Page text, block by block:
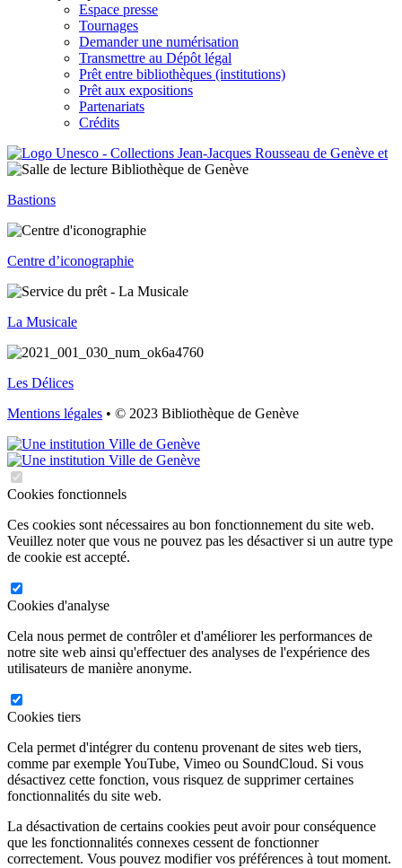
Espace presse
Tournages
Demander une numérisation
Transmettre au Dépôt légal
Prêt entre bibliothèques (institutions)
Prêt aux expositions
Partenariats
Crédits
Bastions
Centre d’iconographie
La Musicale
Les Délices
Mentions légales • © 2023 Bibliothèque de Genève
Cookies fonctionnels
Ces cookies sont nécessaires au bon fonctionnement du site web.
Veuillez noter que vous ne pouvez pas les désactiver si un autre type
de cookie est accepté.
Cookies d'analyse
Cela nous permet de contrôler et d'améliorer les performances de
notre site web ainsi qu'effectuer des analyses de l'expérience des
utilisateurs de manière anonyme.
Cookies tiers
Cela permet d'intégrer du contenu provenant de sites web tiers,
comme par exemple YouTube, Vimeo ou SoundCloud. Si vous
désactivez cette fonction, vous risquez de supprimer certaines
fonctionnalités du site web.
La désactivation de certains cookies peut avoir pour conséquence
que les fonctionnalités connexes cessent de fonctionner
correctement. Vous pouvez modifier vos préférences à tout moment.